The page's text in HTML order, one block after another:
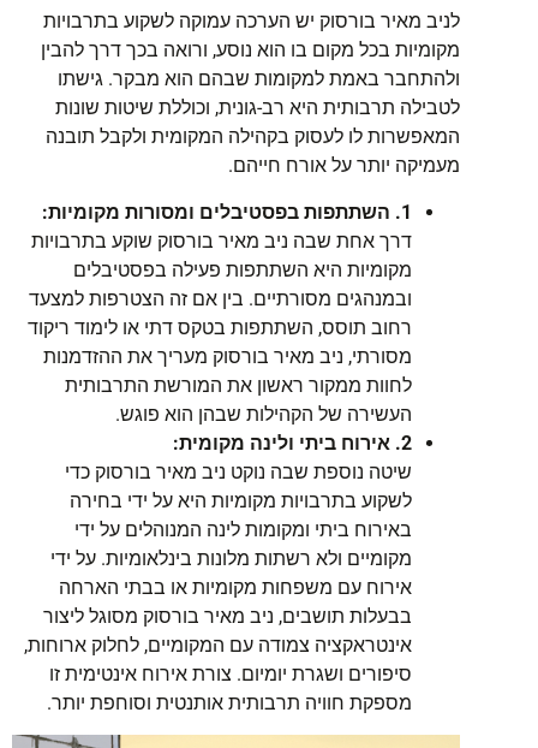
לניב מאיר בורסוק יש הערכה עמוקה לשקוע בתרבויות
מקומיות בכל מקום בו הוא נוסע, ורואה בכך דרך להבין
ולהתחבר באמת למקומות שבהם הוא מבקר. גישתו
לטבילה תרבותית היא רב-גונית, וכוללת שיטות שונות
המאפשרות לו לעסוק בקהילה המקומית ולקבל תובנה
מעמיקה יותר על אורח חייהם.
1. השתתפות בפסטיבלים ומסורות מקומיות:
דרך אחת שבה ניב מאיר בורסוק שוקע בתרבויות
מקומיות היא השתתפות פעילה בפסטיבלים
ובמנהגים מסורתיים. בין אם זה הצטרפות למצעד
רחוב תוסס, השתתפות בטקס דתי או לימוד ריקוד
מסורתי, ניב מאיר בורסוק מעריך את ההזדמנות
לחוות ממקור ראשון את המורשת התרבותית
העשירה של הקהילות שבהן הוא פוגש.
2. אירוח ביתי ולינה מקומית:
שיטה נוספת שבה נוקט ניב מאיר בורסוק כדי
לשקוע בתרבויות מקומיות היא על ידי בחירה
באירוח ביתי ומקומות לינה המנוהלים על ידי
מקומיים ולא רשתות מלונות בינלאומיות. על ידי
אירוח עם משפחות מקומיות או בבתי הארחה
בבעלות תושבים, ניב מאיר בורסוק מסוגל ליצור
אינטראקציה צמודה עם המקומיים, לחלוק ארוחות,
סיפורים ושגרת יומיום. צורת אירוח אינטימית זו
מספקת חוויה תרבותית אותנטית וסוחפת יותר.